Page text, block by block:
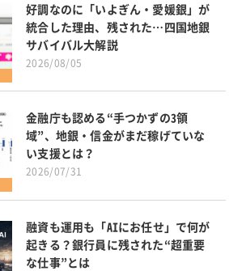
好調なのに「いよぎん・愛媛銀」が
統合した理由、残された…四国地銀
サバイバル大解説
2026/08/05
金融庁も認める“手つかずの3領
域”、地銀・信金がまだ稼げていな
い支援とは？
2026/07/31
融資も運用も「AIにお任せ」で何が
起きる？銀行員に残された“超重要
な仕事”とは